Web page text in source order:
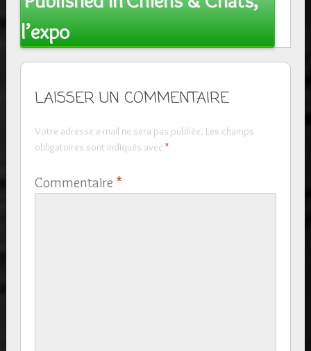
navigation
l’expo
LAISSER UN COMMENTAIRE
Votre adresse e-mail ne sera pas publiée. Les champs
obligatoires sont indiqués avec *
Commentaire *